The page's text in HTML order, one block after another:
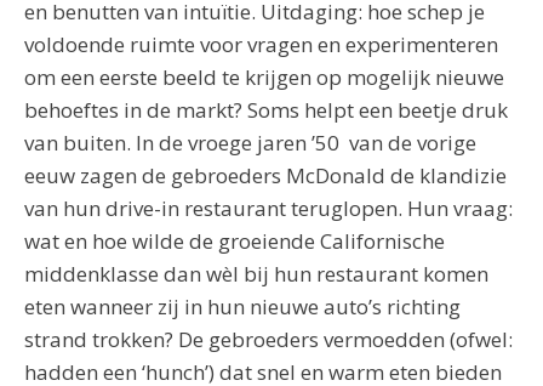
en benutten van intuïtie. Uitdaging: hoe schep je
voldoende ruimte voor vragen en experimenteren
om een eerste beeld te krijgen op mogelijk nieuwe
behoeftes in de markt? Soms helpt een beetje druk
van buiten. In de vroege jaren ’50 van de vorige
eeuw zagen de gebroeders McDonald de klandizie
van hun drive-in restaurant teruglopen. Hun vraag:
wat en hoe wilde de groeiende Californische
middenklasse dan wèl bij hun restaurant komen
eten wanneer zij in hun nieuwe auto’s richting
strand trokken? De gebroeders vermoedden (ofwel:
hadden een ‘hunch’) dat snel en warm eten bieden